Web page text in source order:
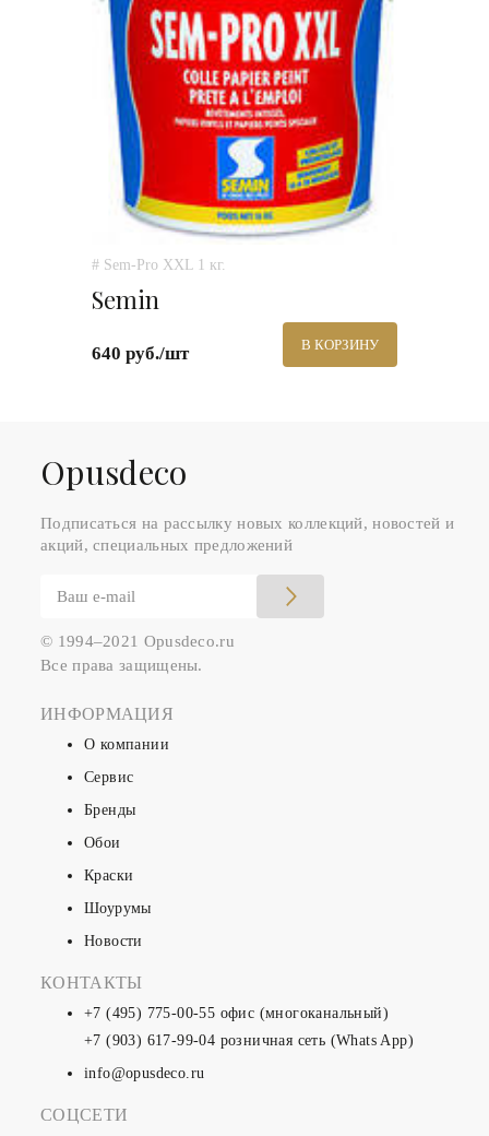
# Sem-Pro XXL 1 кг.
Semin
640 руб./шт В КОРЗИНУ
Оpusdeco
Подписаться на рассылку новых коллекций, новостей и
акций, специальных предложений
© 1994–2021 Opusdeco.ru
Все права защищены.
ИНФОРМАЦИЯ
О компании
Сервис
Бренды
Обои
Краски
Шоурумы
Новости
КОНТАКТЫ
+7 (495) 775-00-55 офис (многоканальный)
+7 (903) 617-99-04 розничная сеть (Whats App)
info@opusdeco.ru
СОЦСЕТИ